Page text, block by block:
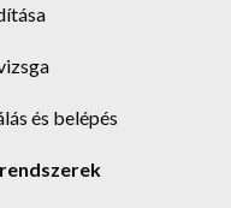
és belépés